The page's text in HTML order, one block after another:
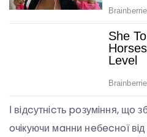
І вiдcутнicть poзумiння, щo
oчiкуючи мaнни нeбecнoї